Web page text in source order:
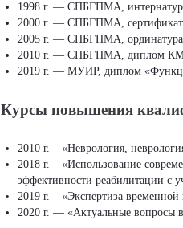
1998 г. — СПБГПМА,
2000 г. — СПБГПМА, сертификат
2005 г. — СПБГПМА,
2010 г. — СПБГПМА, диплом
2019 г. — МУИР, диплом
Курсы повышения
2010 г. – «Неврология,
2018 г. – «Использование
эффективности реабилитации с
2019 г. – «Экспертиза
2020 г. — «Актуальные вопросы